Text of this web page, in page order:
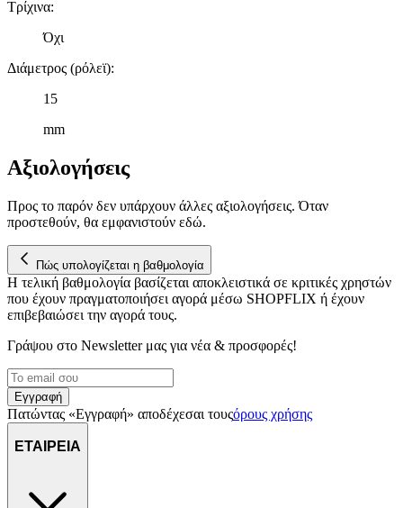
τοποθεσίας μας στους συνεργάτες μέσων κοινωνικής
δικτύωσης, διαφημίσεων και ανάλυσης.
Τρίχινα:
Όχι
Διάμετρος (ρόλεϊ):
15
mm
Αξιολογήσεις
Προς το παρόν δεν υπάρχουν άλλες αξιολογήσεις. Όταν
προστεθούν, θα εμφανιστούν εδώ.
Πώς υπολογίζεται η βαθμολογία
Η τελική βαθμολογία βασίζεται αποκλειστικά σε κριτικές χρηστών
που έχουν πραγματοποιήσει αγορά μέσω SHOPFLIX ή έχουν
επιβεβαιώσει την αγορά τους.
Γράψου στο Νewsletter μας για νέα & προσφορές!
Εγγραφή
Πατώντας «Εγγραφή» αποδέχεσαι τουςόρους χρήσης
ΕΤΑΙΡΕΙΑ